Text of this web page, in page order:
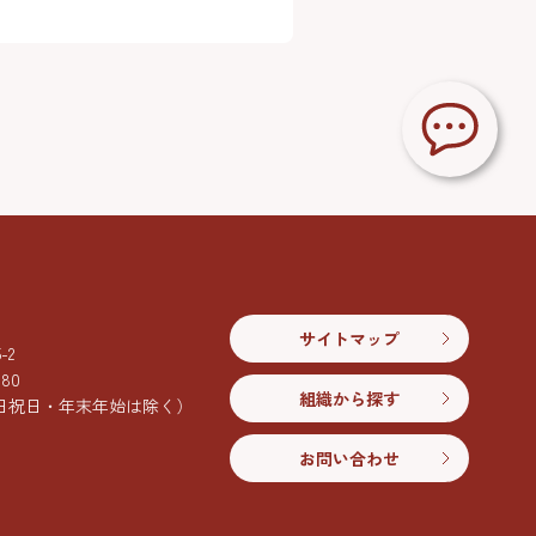
2
祝日・年末年始は除く）
サイトマップ
組織から探す
お問い合わせ